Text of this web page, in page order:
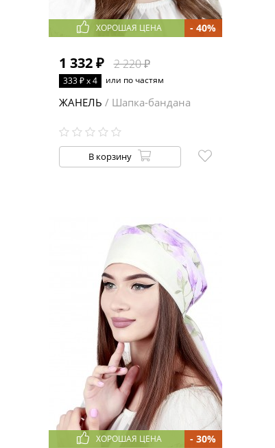
ХОРОШАЯ ЦЕНА
1 332 ₽ 2 220 ₽
- 40%
333 ₽ x 4 или по частям
ЖАНЕЛЬ / Шапка-бандана
В корзину
ХОРОШАЯ ЦЕНА - 30%